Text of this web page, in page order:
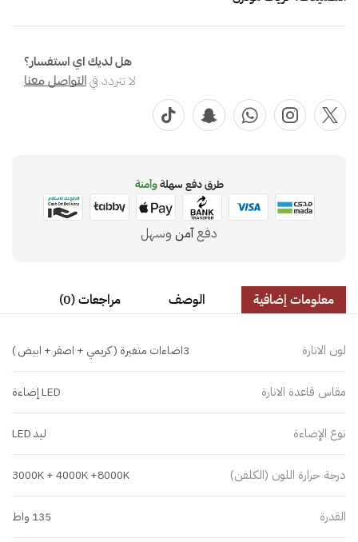
هل لديك اي استفسار؟
لا تتردد فيالتواصل معنا
طرق دفع سهلةوآمنة
دفعآمن وسهل
معلومات إضافية الوصف مراجعات (0)
لون الانارة 3اضاءات متغيرة ( كريمي + اصفر + ابيض )
مقاس قاعدة الانارة LED إضاءة
نوع الإضاءة ليد LED
درجة حرارة اللون (الكلفن) 3000K + 4000K +8000K
القدرة 135 واط